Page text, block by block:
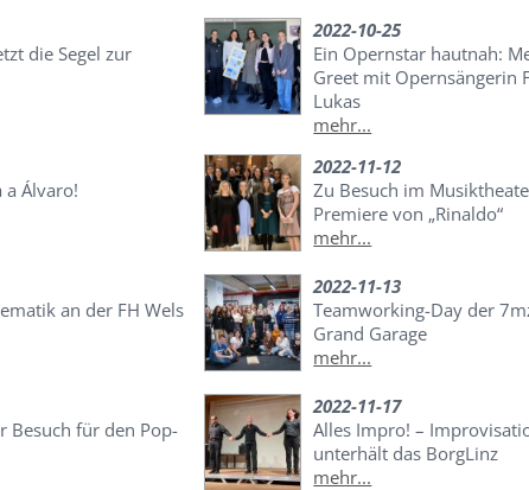
die Segel zur
2022-10-25
Ein Opernstar hautnah:
Greet mit Opernsängerin
Lukas
mehr...
a Álvaro!
2022-11-12
Zu Besuch im
Premiere von „Rinaldo“
mehr...
an der FH Wels
2022-11-13
Teamworking-Day der
Grand Garage
mehr...
Besuch für den Pop-
2022-11-17
Alles Impro! –
unterhält das BorgLinz
mehr...